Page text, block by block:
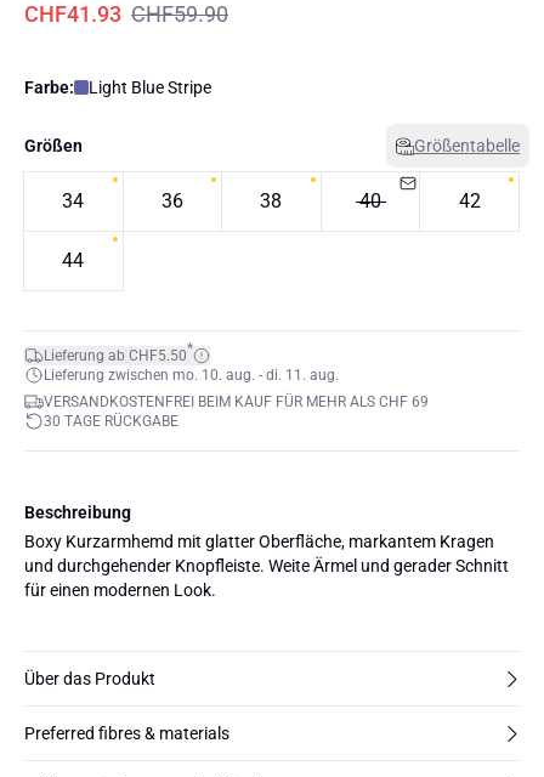
CHF41.93 CHF59.90
Farbe: Light Blue Stripe
Größen Größentabelle
34 36 38 40 42
44
Lieferung ab CHF5.50*
Lieferung zwischen mo. 10. aug. - di. 11. aug.
VERSANDKOSTENFREI BEIM KAUF FÜR MEHR ALS CHF 69
30 TAGE RÜCKGABE
Beschreibung
Boxy Kurzarmhemd mit glatter Oberfläche, markantem Kragen
und durchgehender Knopfleiste. Weite Ärmel und gerader Schnitt
für einen modernen Look.
Über das Produkt
Preferred fibres & materials